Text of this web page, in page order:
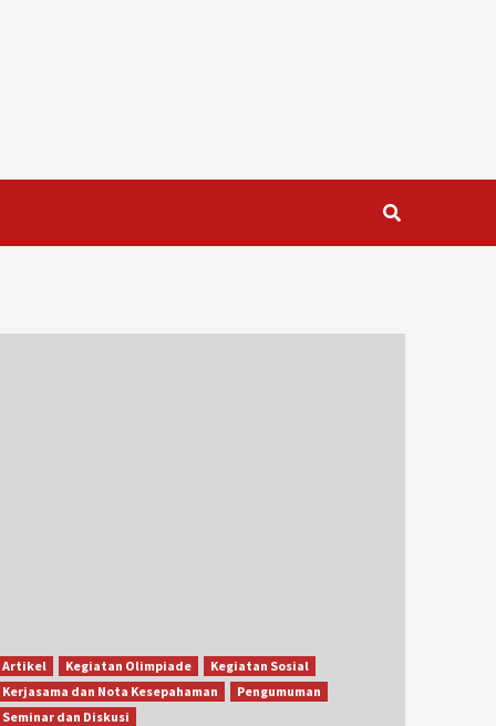
Artikel Kegiatan Olimpiade
Kegiatan Sosial
Kerjasama dan Nota Kesepahaman
Pengumuman
Seminar dan Diskusi